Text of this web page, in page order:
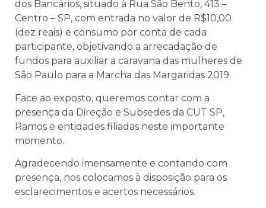
dos Bancários, situado à Rua São Bento, 413 –
Centro – SP, com entrada no valor de R$10,00
(dez reais) e consumo por conta de cada
participante, objetivando a arrecadação de
fundos para auxiliar a caravana das mulheres de
São Paulo para a Marcha das Margaridas 2019.
Face ao exposto, queremos contar com a
presença da Direção e Subsedes da CUT SP,
Ramos e entidades filiadas neste importante
momento.
Agradecendo imensamente e contando com
presença, nos colocamos à disposição para os
esclarecimentos e acertos necessários.